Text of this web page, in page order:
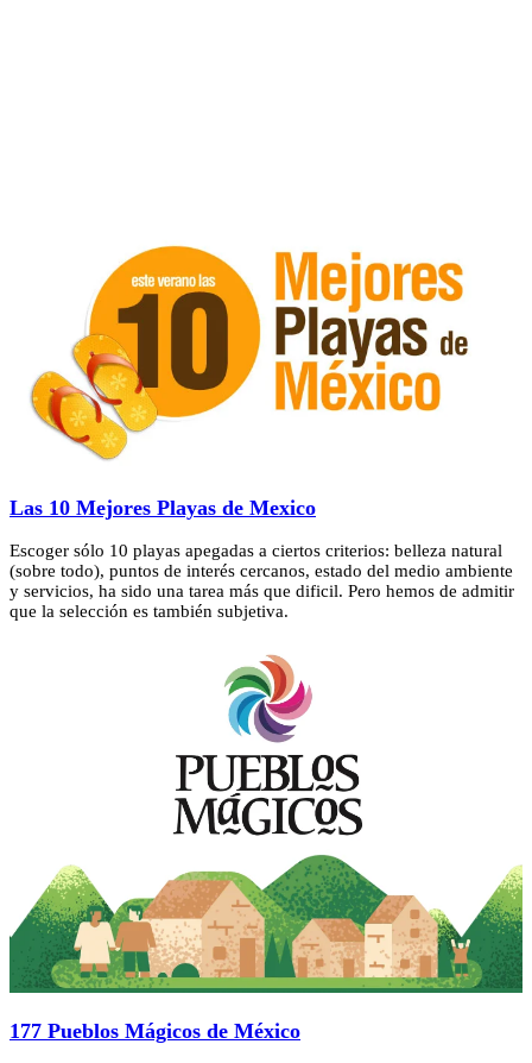
Las 10 Mejores Playas de Mexico
Escoger sólo 10 playas apegadas a ciertos criterios: belleza natural
(sobre todo), puntos de interés cercanos, estado del medio ambiente
y servicios, ha sido una tarea más que dificil. Pero hemos de admitir
que la selección es también subjetiva.
177 Pueblos Mágicos de México